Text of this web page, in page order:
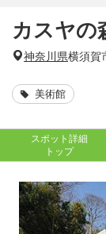
カスヤの
神奈川県横須賀
美術館
スポット詳細
トップ